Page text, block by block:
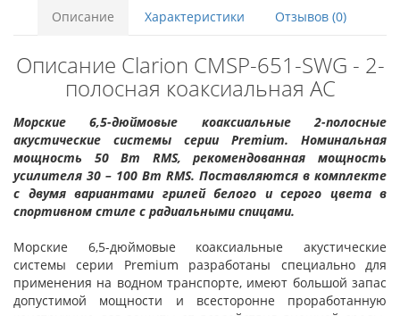
Описание Характеристики Отзывов (0)
Описание Clarion CMSP-651-SWG - 2-
полосная коаксиальная АС
Морские 6,5-дюймовые коаксиальные 2-полосные
акустические системы серии Premium. Номинальная
мощность 50 Вт RMS, рекомендованная мощность
усилителя 30 – 100 Вт RMS. Поставляются в комплекте
с двумя вариантами грилей белого и серого цвета в
спортивном стиле с радиальными спицами.
Морские 6,5-дюймовые коаксиальные акустические
системы серии Premium разработаны специально для
применения на водном транспорте, имеют большой запас
допустимой мощности и всесторонне проработанную